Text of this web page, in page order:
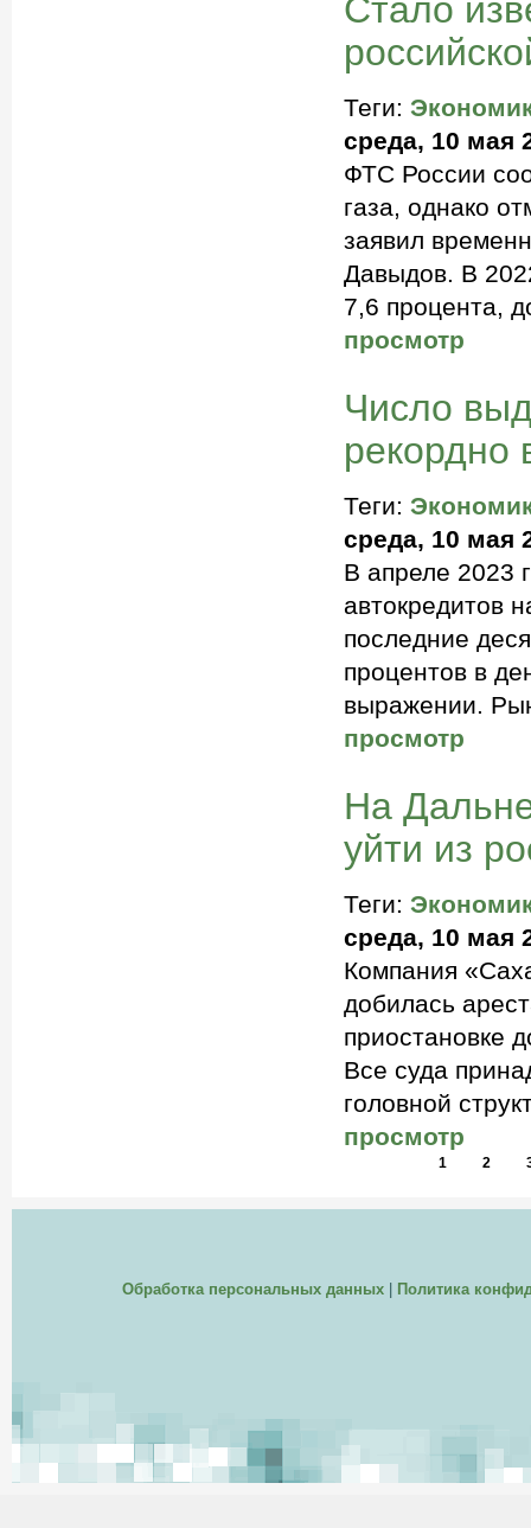
Стало
Теги:
среда, 10 мая
ФТС России
газа, однако
заявил
Давыдов. В
7,6 процента,
просмотр
Число
рекордно
Теги:
среда, 10 мая
В апреле 2023
автокредитов
последние
процентов в
выражении.
просмотр
На
уйти из
Теги:
среда, 10 мая
Компания
добилась
приостановке
Все суда
головной
просмотр
1 2
Обработка персональных данных| Политика